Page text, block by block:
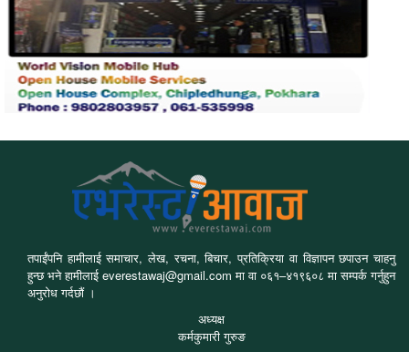
तपाईंपनि हामीलाई समाचार, लेख, रचना, बिचार, प्रतिक्रिया वा विज्ञापन छपाउन चाहनु
हुन्छ भने हामीलाई everestawaj@gmail.com मा वा ०६१–४१९६०८ मा सम्पर्क गर्नुहुन
अनुरोध गर्दछौं ।
अध्यक्ष
कर्मकुमारी गुरुङ